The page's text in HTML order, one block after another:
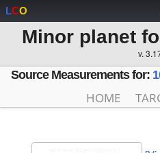
LCO
Minor planet
v.
Source Measurements for:
HOME